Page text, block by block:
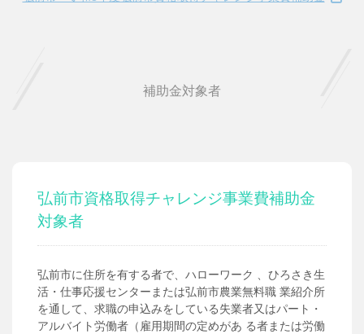
補助金対象者
弘前市資格取得チャレンジ事業費補助金
対象者
弘前市に住所を有する者で、ハローワーク 、ひろさき生
活・仕事応援センターまたは弘前市農業無料職 業紹介所
を通して、求職の申込みをしている失業者又はパート・
アルバイト労働者（雇用期間の定めがあ る者または労働